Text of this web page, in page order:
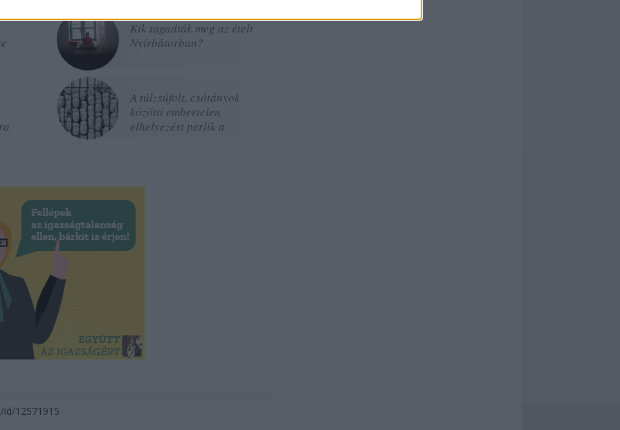
Kik tagadták meg az ételt
Nyírbátorban?
A túlzsúfolt, csótányok
közötti embertelen
elhelyezést perlik a
id/12571915